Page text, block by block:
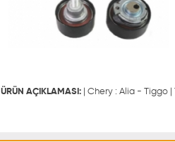
ÜRÜN AÇIKLAMASI: | Chery : Alia - Tiggo |
WHATSAPP
0543 329 21 66
0543 329 21 55